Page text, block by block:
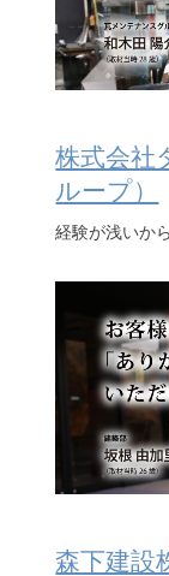
株式会社
ループ）
経験が浅いか
森下建設